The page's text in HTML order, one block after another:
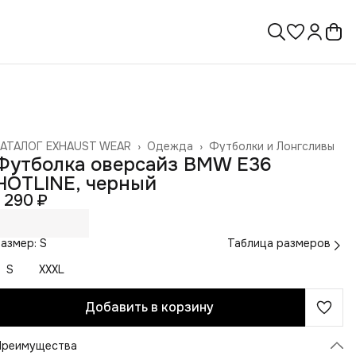
Футболки и Лонгсливы
Одежда ›
EXHAUST WEAR ›
›
оверсайз BMW E36
черный
290 ₽
S
Таблица размеров
S
XXXL
Добавить в корзину